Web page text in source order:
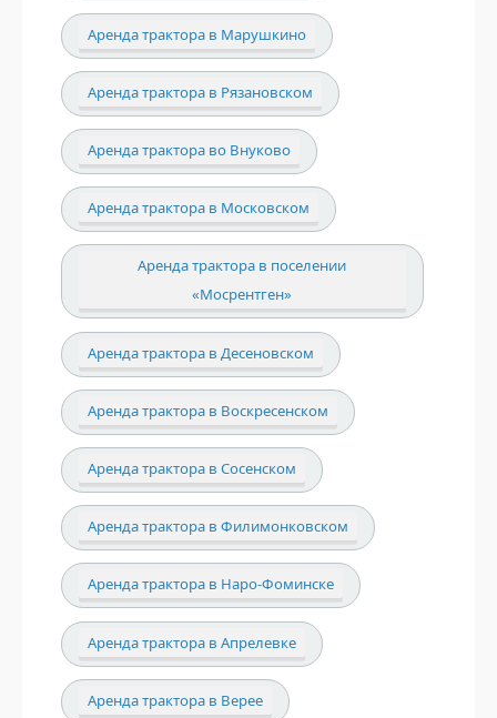
Аренда трактора в Марушкино
Аренда трактора в Рязановском
Аренда трактора во Внуково
Аренда трактора в Московском
Аренда трактора в поселении
«Мосрентген»
Аренда трактора в Десеновском
Аренда трактора в Воскресенском
Аренда трактора в Сосенском
Аренда трактора в Филимонковском
Аренда трактора в Наро-Фоминске
Аренда трактора в Апрелевке
Аренда трактора в Верее